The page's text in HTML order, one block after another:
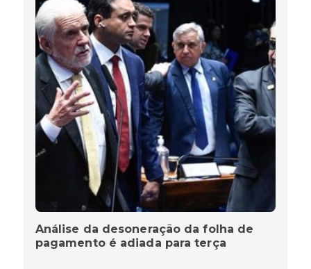
Análise da desoneração da folha de
pagamento é adiada para terça